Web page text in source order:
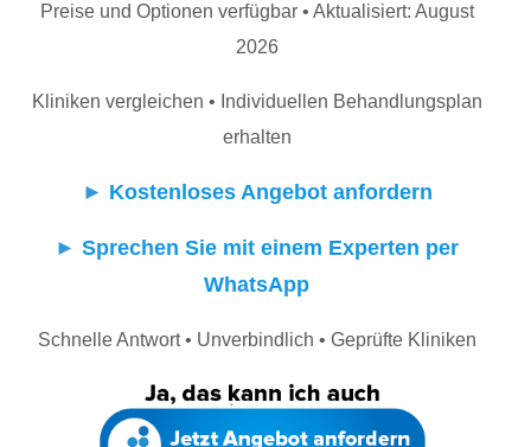
Preise und Optionen verfügbar • Aktualisiert: August
2026
Kliniken vergleichen • Individuellen Behandlungsplan
erhalten
► Kostenloses Angebot anfordern
► Sprechen Sie mit einem Experten per
WhatsApp
Schnelle Antwort • Unverbindlich • Geprüfte Kliniken